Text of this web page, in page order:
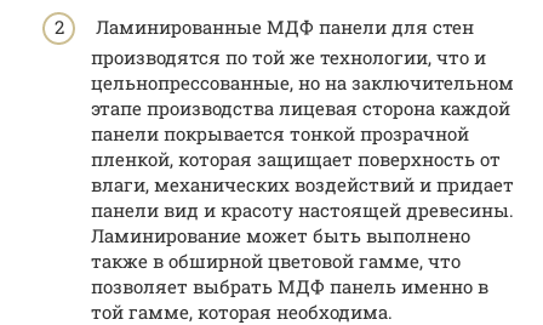
Ламинированные МДФ панели для стен
производятся по той же технологии, что и
цельнопрессованные, но на заключительном
этапе производства лицевая сторона каждой
панели покрывается тонкой прозрачной
пленкой, которая защищает поверхность от
влаги, механических воздействий и придает
панели вид и красоту настоящей древесины.
Ламинирование может быть выполнено
также в обширной цветовой гамме, что
позволяет выбрать МДФ панель именно в
той гамме, которая необходима.